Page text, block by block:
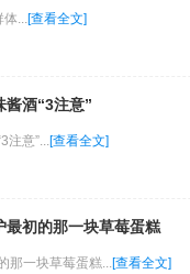
体...[查看全文]
酱酒“3注意”
注意”...[查看全文]
最初的那一块草莓蛋糕
那一块草莓蛋糕...[查看全文]